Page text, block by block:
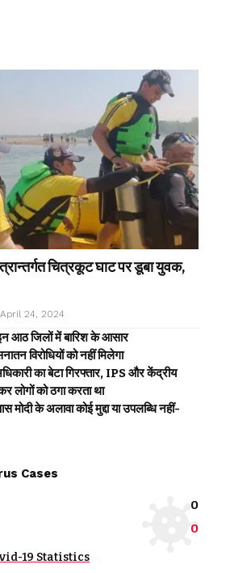
चित्रकूट घाट पर डूबा युवक,
April 24, 2024
आठ जिलों में बारिश के आसार
विरोधियों को नहीं मिलेगा
का बेटा गिरफ्तार, IPS और केंद्रीय
लोगों को ठगा करता था
मोदी के अलावा कोई मुद्दा या उपलब्धि नहीं-
Cases
0
0
19 Statistics